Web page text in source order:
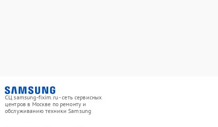
СЦ samsung-fixim.ru - сеть сервисных
центров в Москве по ремонту и
обслуживанию техники Samsung